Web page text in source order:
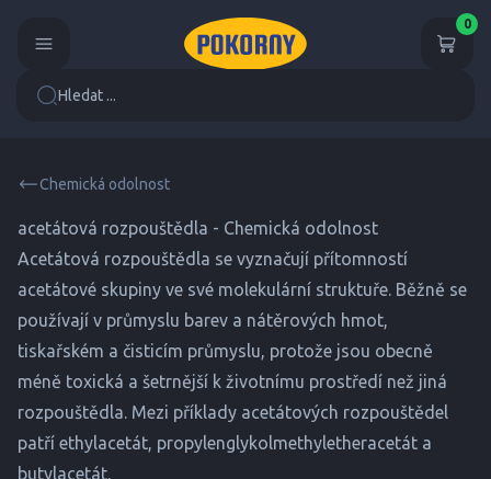
Hledat ...
0
Chemická odolnost
acetátová rozpouštědla - Chemická odolnost
Acetátová rozpouštědla se vyznačují přítomností
acetátové skupiny ve své molekulární struktuře. Běžně se
používají v průmyslu barev a nátěrových hmot,
tiskařském a čisticím průmyslu, protože jsou obecně
méně toxická a šetrnější k životnímu prostředí než jiná
rozpouštědla. Mezi příklady acetátových rozpouštědel
patří ethylacetát, propylenglykolmethyletheracetát a
butylacetát.